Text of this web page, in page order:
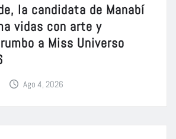
la candidata de Manabí
vidas con arte y
a Miss Universo
Ago 4, 2026